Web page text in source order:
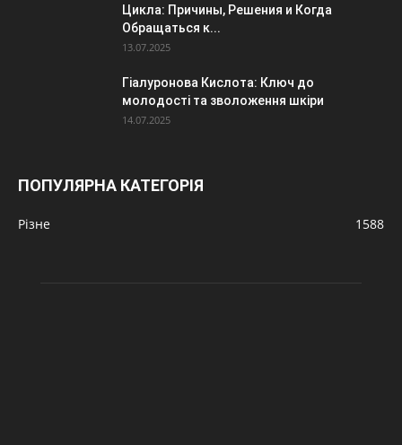
Цикла: Причины, Решения и Когда
Обращаться к...
13.07.2025
Гіалуронова Кислота: Ключ до
молодості та зволоження шкіри
14.07.2025
ПОПУЛЯРНА КАТЕГОРІЯ
Різне 1588